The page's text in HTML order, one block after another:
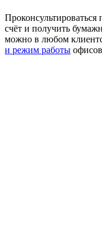
счёт и получить
можно в любом
и режим работы